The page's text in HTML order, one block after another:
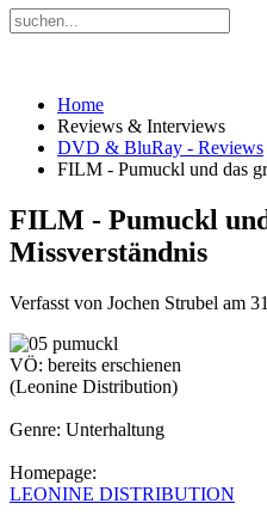
Home
Reviews & Interviews
DVD & BluRay - Reviews
FILM - Pumuckl und das
FILM - Pumuckl
Missverständnis
Verfasst von Jochen Strubel am
VÖ: bereits erschienen
(Leonine Distribution)
Genre: Unterhaltung
Homepage:
LEONINE DISTRIBUTION